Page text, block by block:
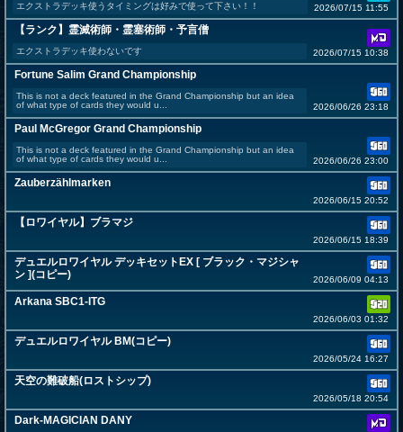
エクストラデッキ使うタイミングは好みで使って下さい！！ 2026/07/15 11:55
【ランク】霊滅術師・霊塞術師・予言僧
エクストラデッキ使わないです 2026/07/15 10:38
Fortune Salim Grand Championship
This is not a deck featured in the Grand Championship but an idea
of what type of cards they would u...
2026/06/26 23:18
Paul McGregor Grand Championship
This is not a deck featured in the Grand Championship but an idea
of what type of cards they would u...
2026/06/26 23:00
Zauberzählmarken
2026/06/15 20:52
【ロワイヤル】ブラマジ
2026/06/15 18:39
デュエルロワイヤル デッキセットEX [ ブラック・マジシャ
ン ](コピー)
2026/06/09 04:13
Arkana SBC1-ITG
2026/06/03 01:32
デュエルロワイヤル BM(コピー)
2026/05/24 16:27
天空の難破船(ロストシップ)
2026/05/18 20:54
Dark-MAGICIAN DANY